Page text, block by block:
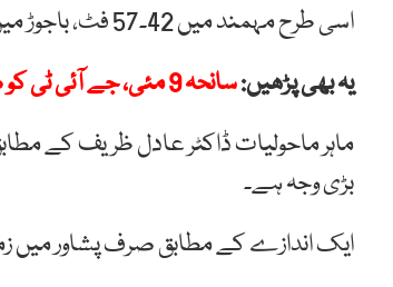
اسی طرح مہمند میں 42۔57 فٹ، باجوڑ میں 79۔32 فٹ اور کرم میں 75۔25 فٹ پانی کی سطح نیچے گری ہے۔
یہ بھی پڑھیں:سانحہ 9 مئی، جے آئی ٹی کو صنم جاوید، عالیہ حمزہ سے تفتیش کی اجازت مل گئی
ماہر ماحولیات ڈاکٹر عادل ظریف کے
بڑی وجہ ہے۔
ایک اندازے کے مطابق صرف پشاور میں زمین پر تعمیرات کی شرح